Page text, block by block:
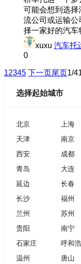
可能会想到选择
流公司或运输
择一家好的汽车
xuxu 汽车托
0
12345 下一页尾页1/
选择起始城市
北京 上海
天津
南京
西安
成都
青岛
大连
延边
长春
长沙
福州
兰州
苏州
贵阳
南宁
石家庄
呼和
温州
唐山